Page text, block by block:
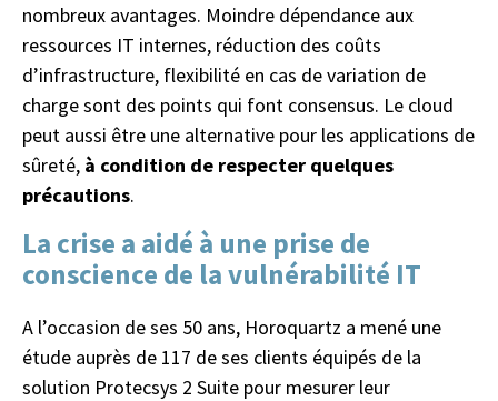
nombreux avantages. Moindre dépendance aux
ressources IT internes, réduction des coûts
d’infrastructure, flexibilité en cas de variation de
charge sont des points qui font consensus. Le cloud
peut aussi être une alternative pour les applications de
sûreté, à condition de respecter quelques
précautions.
La crise a aidé à une prise de
conscience de la vulnérabilité IT
A l’occasion de ses 50 ans, Horoquartz a mené une
étude auprès de 117 de ses clients équipés de la
solution Protecsys 2 Suite pour mesurer leur